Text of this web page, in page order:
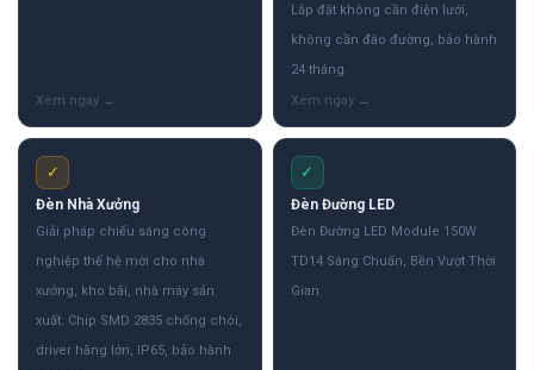
Lắp đặt không cần điện lưới,
không cần đào đường, bảo hành
24 tháng.
✓
Đèn Nhà Xưởng
Giải pháp chiếu sáng công
nghiệp thế hệ mới cho nhà
xưởng, kho bãi, nhà máy sản
xuất. Chip SMD 2835 chống chói,
driver hãng lớn, IP65, bảo hành
✓
Đèn Đường LED
Đèn Đường LED Module 150W
TD14 Sáng Chuẩn, Bền Vượt Thời
Gian